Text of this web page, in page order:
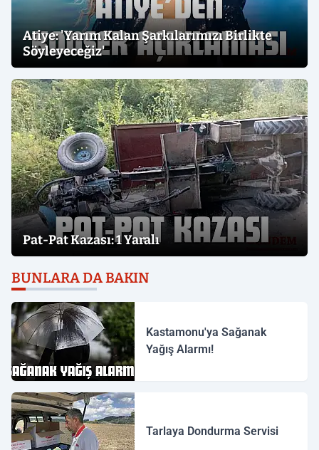
Atiye: 'Yarım Kalan Şarkılarımızı Birlikte
Söyleyeceğiz'
Pat-Pat Kazası: 1 Yaralı
BUNLARA DA BAKIN
Kastamonu'ya Sağanak
Yağış Alarmı!
Tarlaya Dondurma Servisi